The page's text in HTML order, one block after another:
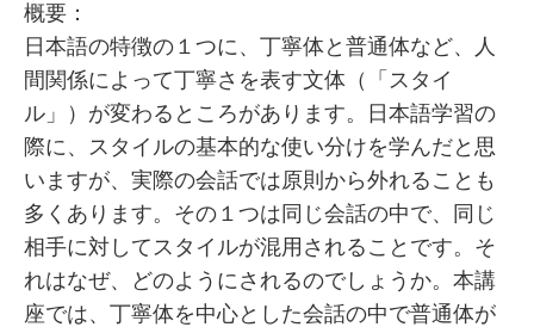
概要：
日本語の特徴の１つに、丁寧体と普通体など、人
間関係によって丁寧さを表す文体（「スタイ
ル」）が変わるところがあります。日本語学習の
際に、スタイルの基本的な使い分けを学んだと思
いますが、実際の会話では原則から外れることも
多くあります。その１つは同じ会話の中で、同じ
相手に対してスタイルが混用されることです。そ
れはなぜ、どのようにされるのでしょうか。本講
座では、丁寧体を中心とした会話の中で普通体が